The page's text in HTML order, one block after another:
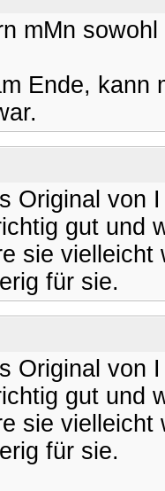
mMn
Ende,
Original von
gut und
sie
für sie.
Original von
gut und
sie
für sie.